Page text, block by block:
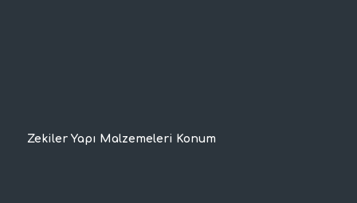
Zekiler Yapı Malzemeleri Konum